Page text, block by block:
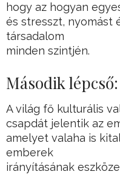
hogy az hogyan
és stresszt, nyomást
társadalom
minden szintjén.
Második
A világ fő kulturális
csapdát jelentik az
amelyet valaha is
emberek
irányításának